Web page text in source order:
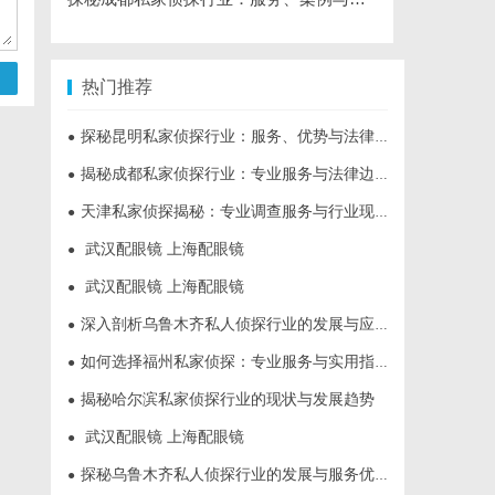
热门推荐
● 探秘昆明私家侦探行业：服务、优势与法律守护
● 揭秘成都私家侦探行业：专业服务与法律边界解析
● 天津私家侦探揭秘：专业调查服务与行业现状详细解析
● 武汉配眼镜 上海配眼镜
● 武汉配眼镜 上海配眼镜
● 深入剖析乌鲁木齐私人侦探行业的发展与应用现状
● 如何选择福州私家侦探：专业服务与实用指南详解
● 揭秘哈尔滨私家侦探行业的现状与发展趋势
● 武汉配眼镜 上海配眼镜
● 探秘乌鲁木齐私人侦探行业的发展与服务优势